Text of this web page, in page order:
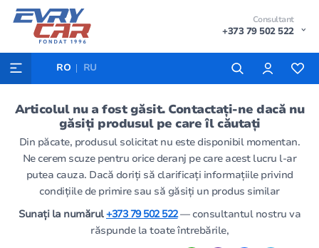
Consultant
+373 79 502 522
RO RU
Articolul nu a fost găsit. Contactați-ne dacă nu
găsiți produsul pe care îl căutați
Din păcate, produsul solicitat nu este disponibil momentan.
Ne cerem scuze pentru orice deranj pe care acest lucru l-ar
putea cauza. Dacă doriți să clarificați informațiile privind
condițiile de primire sau să găsiți un produs similar
Sunați la numărul+373 79 502 522— consultantul nostru va
răspunde la toate întrebările,